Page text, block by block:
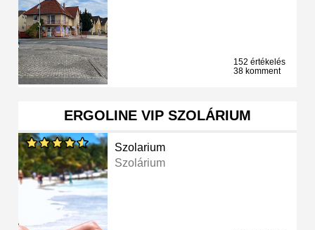
152 értékelés
38 komment
ERGOLINE VIP SZOLÁRIUM
Szolarium
Szolárium